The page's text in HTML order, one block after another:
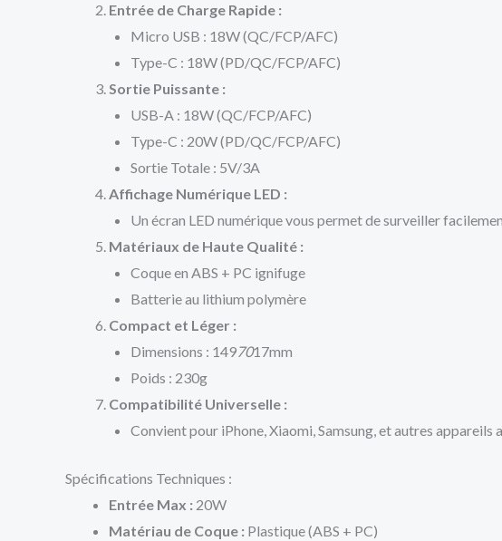
Entrée de Charge Rapide :
Micro USB : 18W (QC/FCP/AFC)
Type-C : 18W (PD/QC/FCP/AFC)
Sortie Puissante :
USB-A : 18W (QC/FCP/AFC)
Type-C : 20W (PD/QC/FCP/AFC)
Sortie Totale : 5V/3A
Affichage Numérique LED :
Un écran LED numérique vous permet de surveiller
Matériaux de Haute Qualité :
Coque en ABS + PC ignifuge
Batterie au lithium polymère
Compact et Léger :
Dimensions : 1497017mm
Poids : 230g
Compatibilité Universelle :
Convient pour iPhone, Xiaomi, Samsung, et autres appareils
Spécifications Techniques :
Entrée Max : 20W
Matériau de Coque : Plastique (ABS + PC)